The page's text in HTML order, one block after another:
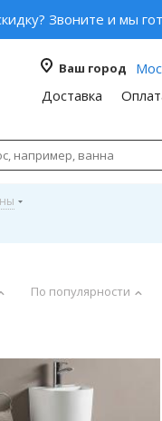
Звоните и мы
Ваш город
Доставка
По популярности